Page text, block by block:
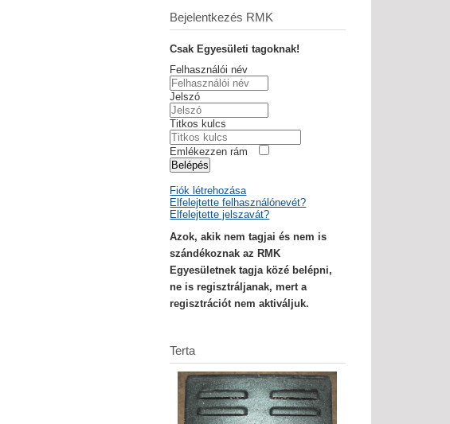
Bejelentkezés RMK
Csak Egyesületi tagoknak!
Felhasználói név
Jelszó
Titkos kulcs
Emlékezzen rám
Belépés
Fiók létrehozása
Elfelejtette felhasználónevét?
Elfelejtette jelszavát?
Azok, akik nem tagjai és nem is
szándékoznak az RMK
Egyesületnek tagja közé belépni,
ne is regisztráljanak, mert a
regisztrációt nem aktiváljuk.
Terta